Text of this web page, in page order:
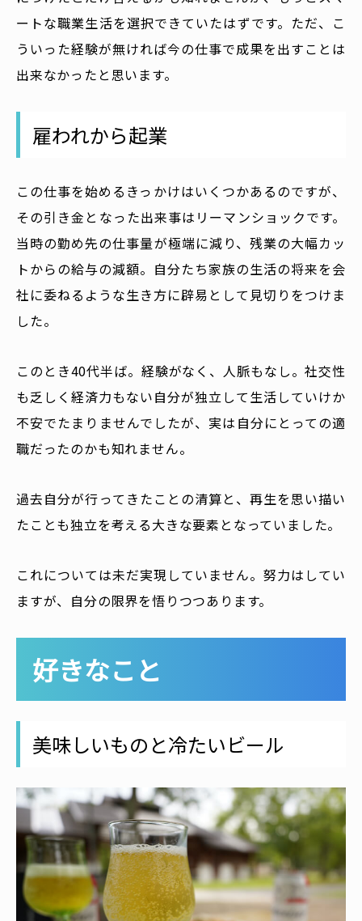
ートな職業生活を選択できていたはずです。ただ、こ
ういった経験が無ければ今の仕事で成果を出すことは
出来なかったと思います。
雇われから起業
この仕事を始めるきっかけはいくつかあるのですが、
その引き金となった出来事はリーマンショックです。
当時の勤め先の仕事量が極端に減り、残業の大幅カッ
トからの給与の減額。自分たち家族の生活の将来を会
社に委ねるような生き方に辟易として見切りをつけま
した。
このとき40代半ば。経験がなく、人脈もなし。社交性
も乏しく経済力もない自分が独立して生活していけか
不安でたまりませんでしたが、実は自分にとっての適
職だったのかも知れません。
過去自分が行ってきたことの清算と、再生を思い描い
たことも独立を考える大きな要素となっていました。
これについては未だ実現していません。努力はしてい
ますが、自分の限界を悟りつつあります。
好きなこと
美味しいものと冷たいビール